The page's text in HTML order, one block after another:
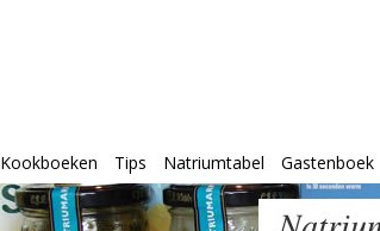
Kookboeken Tips Natriumtabel Gastenboek